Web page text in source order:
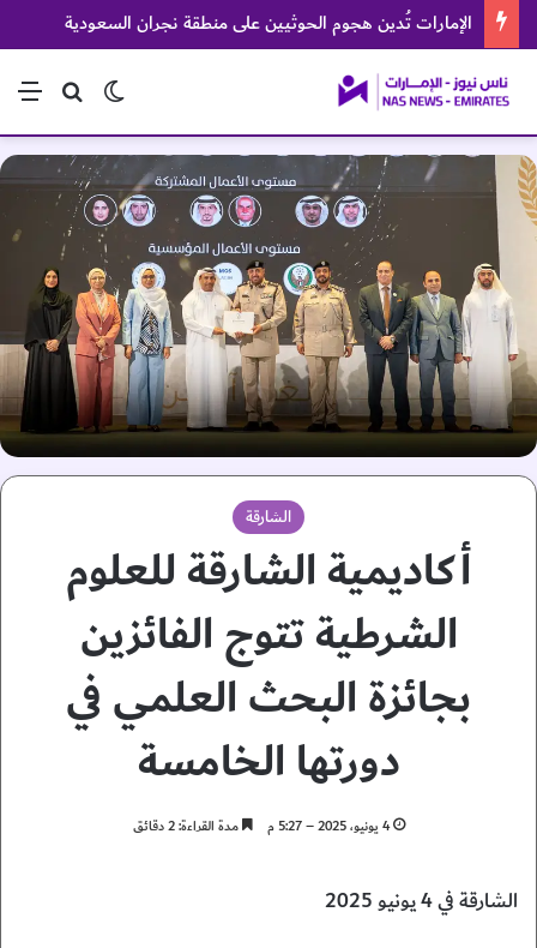
الإمارات تُدين هجوم الحوثيين على منطقة نجران السعودية
بحث عن
الوضع المظلم
الشارقة
أكاديمية الشارقة للعلوم
الشرطية تتوج الفائزين
بجائزة البحث العلمي في
دورتها الخامسة
4 يونيو، 2025 – 5:27 م مدة القراءة: 2 دقائق
الشارقة في 4 يونيو 2025